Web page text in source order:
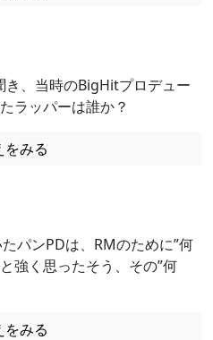
、当時のBigHitプロデュー
ラッパーは誰か？
をみる
パンPDは、RMのために”何
強く思ったそう、その”何
をみる